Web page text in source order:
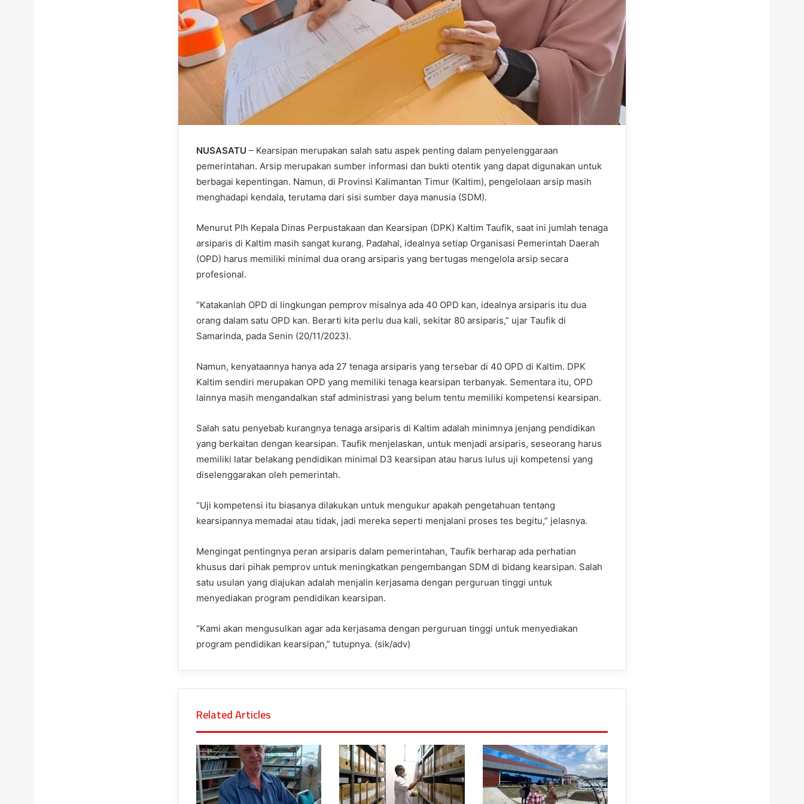
NUSASATU – Kearsipan merupakan salah satu aspek penting dalam penyelenggaraan
pemerintahan. Arsip merupakan sumber informasi dan bukti otentik yang dapat digunakan untuk
berbagai kepentingan. Namun, di Provinsi Kalimantan Timur (Kaltim), pengelolaan arsip masih
menghadapi kendala, terutama dari sisi sumber daya manusia (SDM).
Menurut Plh Kepala Dinas Perpustakaan dan Kearsipan (DPK) Kaltim Taufik, saat ini jumlah tenaga
arsiparis di Kaltim masih sangat kurang. Padahal, idealnya setiap Organisasi Pemerintah Daerah
(OPD) harus memiliki minimal dua orang arsiparis yang bertugas mengelola arsip secara
profesional.
“Katakanlah OPD di lingkungan pemprov misalnya ada 40 OPD kan, idealnya arsiparis itu dua
orang dalam satu OPD kan. Berarti kita perlu dua kali, sekitar 80 arsiparis,” ujar Taufik di
Samarinda, pada Senin (20/11/2023).
Namun, kenyataannya hanya ada 27 tenaga arsiparis yang tersebar di 40 OPD di Kaltim. DPK
Kaltim sendiri merupakan OPD yang memiliki tenaga kearsipan terbanyak. Sementara itu, OPD
lainnya masih mengandalkan staf administrasi yang belum tentu memiliki kompetensi kearsipan.
Salah satu penyebab kurangnya tenaga arsiparis di Kaltim adalah minimnya jenjang pendidikan
yang berkaitan dengan kearsipan. Taufik menjelaskan, untuk menjadi arsiparis, seseorang harus
memiliki latar belakang pendidikan minimal D3 kearsipan atau harus lulus uji kompetensi yang
diselenggarakan oleh pemerintah.
“Uji kompetensi itu biasanya dilakukan untuk mengukur apakah pengetahuan tentang
kearsipannya memadai atau tidak, jadi mereka seperti menjalani proses tes begitu,” jelasnya.
Mengingat pentingnya peran arsiparis dalam pemerintahan, Taufik berharap ada perhatian
khusus dari pihak pemprov untuk meningkatkan pengembangan SDM di bidang kearsipan. Salah
satu usulan yang diajukan adalah menjalin kerjasama dengan perguruan tinggi untuk
menyediakan program pendidikan kearsipan.
“Kami akan mengusulkan agar ada kerjasama dengan perguruan tinggi untuk menyediakan
program pendidikan kearsipan,” tutupnya. (sik/adv)
Related Articles